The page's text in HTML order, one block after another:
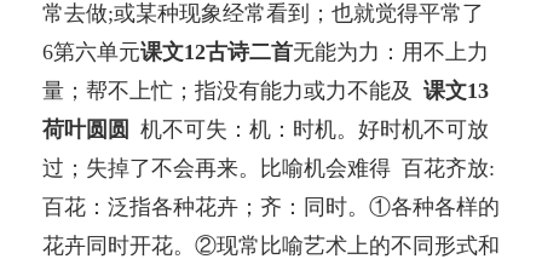
常去做;或某种现象经常看到；也就觉得平常了
6第六单元课文12古诗二首无能为力：用不上力
量；帮不上忙；指没有能力或力不能及 课文13
荷叶圆圆 机不可失：机：时机。好时机不可放
过；失掉了不会再来。比喻机会难得 百花齐放:
百花：泛指各种花卉；齐：同时。①各种各样的
花卉同时开花。②现常比喻艺术上的不同形式和